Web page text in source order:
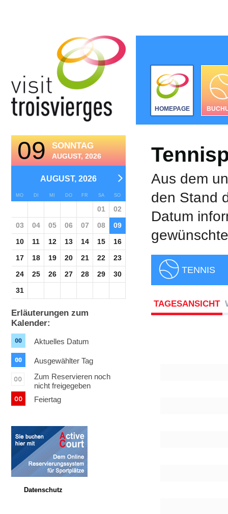
09 SONNTAG
AUGUST, 2026
AUGUST, 2026
MO DI MI DO FR SA SO
01
02
03
04 05 06 07 08
09
10
11 12 13 14 15
16
17
18 19 20 21 22
23
24
25 26 27 28 29
30
31
Erläuterungen zum
Kalender:
Aktuelles Datum
Ausgewählter Tag
Zum Reservieren noch
nicht freigegeben
Feiertag
Datenschutz
HOMEPAGE
Aus dem
den Stand
Datum
TENNIS
TAGESANSICHT